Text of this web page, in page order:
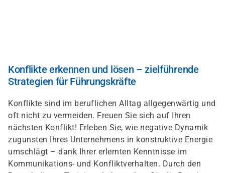
Konflikte erkennen und lösen – zielführende
Strategien für Führungskräfte
Konflikte sind im beruflichen Alltag allgegenwärtig und
oft nicht zu vermeiden. Freuen Sie sich auf Ihren
nächsten Konflikt! Erleben Sie, wie negative Dynamik
zugunsten Ihres Unternehmens in konstruktive Energie
umschlägt – dank Ihrer erlernten Kenntnisse im
Kommunikations- und Konfliktverhalten. Durch den